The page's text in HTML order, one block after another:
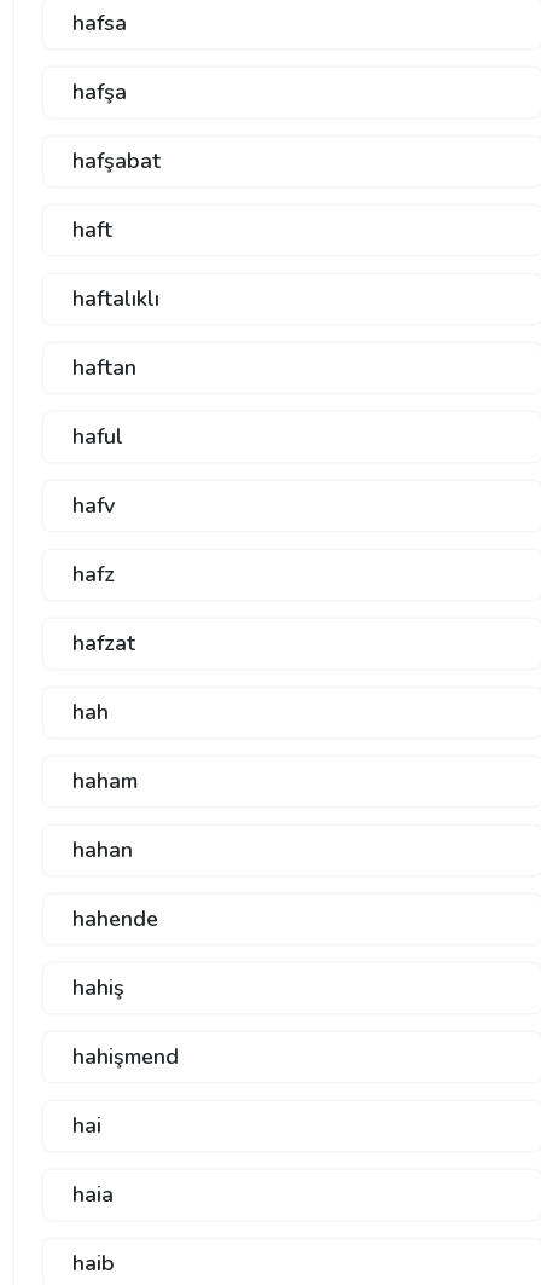
hafsa
hafşa
hafşabat
haft
haftalıklı
haftan
haful
hafv
hafz
hafzat
hah
haham
hahan
hahende
hahiş
hahişmend
hai
haia
haib